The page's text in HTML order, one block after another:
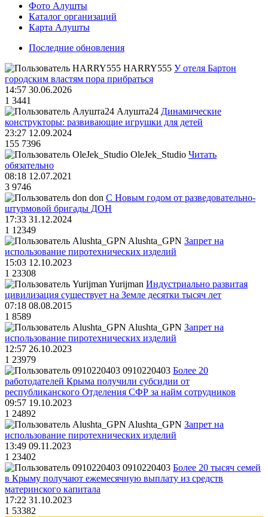
Фото Алушты
Каталог организаций
Карта Алушты
Последние обновления
HARRY555 У отеля Бартон
городским властям пора прибраться
14:57 30.06.2026
1 3441
Алушта24 Динамические
конструкторы: развивающие игрушки для детей
23:27 12.09.2024
155 7396
OleJek_Studio Читать
обязательно
08:18 12.07.2021
3 9746
don С Новым годом от разведовательно-
штурмовой бригады ДОН
17:33 31.12.2024
1 12349
Alushta_GPN Запрет на
использование пиротехнических изделий
15:03 12.10.2023
1 23308
Yurijman Индустриально развитая
цивилизация существует на Земле десятки тысяч лет
07:18 08.08.2015
1 8589
Alushta_GPN Запрет на
использование пиротехнических изделий
12:57 26.10.2023
1 23979
0910220403 Более 20
работодателей Крыма получили субсидии от
республиканского Отделения СФР за найм сотрудников
09:57 19.10.2023
1 24892
Alushta_GPN Запрет на
использование пиротехнических изделий
13:49 09.11.2023
1 23402
0910220403 Более 20 тысяч семей
в Крыму получают ежемесячную выплату из средств
материнского капитала
17:22 31.10.2023
1 53382